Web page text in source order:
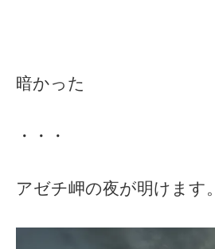
暗かった
・・・
アゼチ岬の夜が明けます。